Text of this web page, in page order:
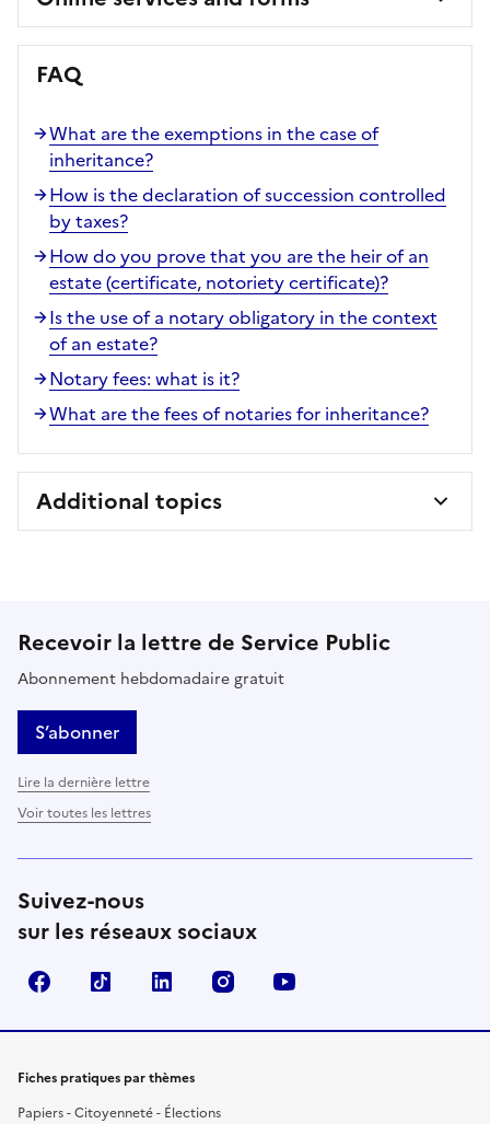
FAQ
What are the exemptions in the case of
inheritance?
How is the declaration of succession controlled
by taxes?
How do you prove that you are the heir of an
estate (certificate, notoriety certificate)?
Is the use of a notary obligatory in the context
of an estate?
Notary fees: what is it?
What are the fees of notaries for inheritance?
Additional topics
Recevoir la lettre de Service Public
Abonnement hebdomadaire gratuit
S’abonner
Lire la dernière lettre
Voir toutes les lettres
Suivez-nous
sur les réseaux sociaux
FacebookTikTok LinkedIn Instagram
Fiches pratiques par thèmes
Papiers - Citoyenneté - Élections